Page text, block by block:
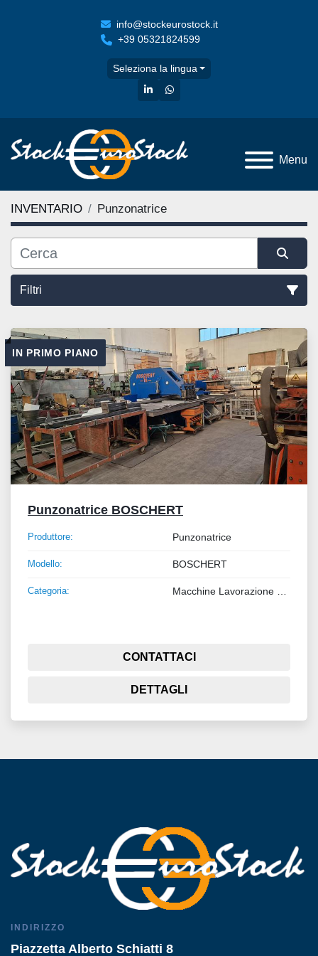
info@stockeurostock.it
+39 05321824599
Seleziona la lingua
linkedinwhatsapp
Menu
INVENTARIO Punzonatrice
Filtri
Tutte le categorie
Ordina per
IN PRIMO PIANO
Punzonatrice BOSCHERT
Produttore: Punzonatrice
Modello: BOSCHERT
Categoria:
CONTATTACI
DETTAGLI
INDIRIZZO
Piazzetta Alberto Schiatti 8